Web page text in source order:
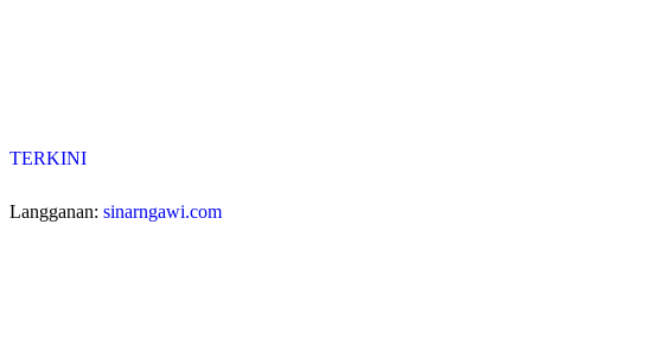
TERKINI
Langganan: sinarngawi.com